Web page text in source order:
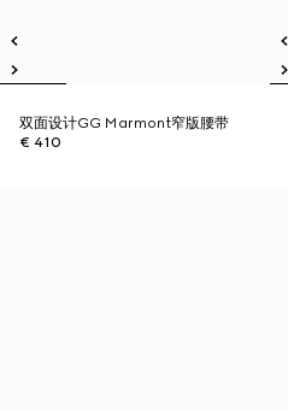
双面设计GG Marmont窄版腰带
€ 410